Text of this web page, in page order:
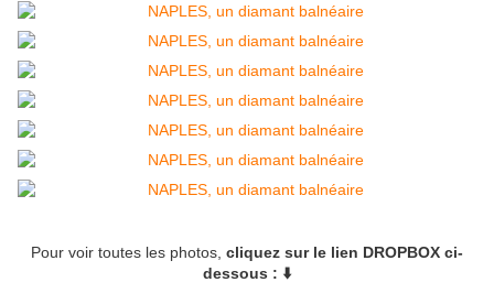
Pour voir toutes les photos, cliquez sur le lien DROPBOX ci-
dessous : ⬇️